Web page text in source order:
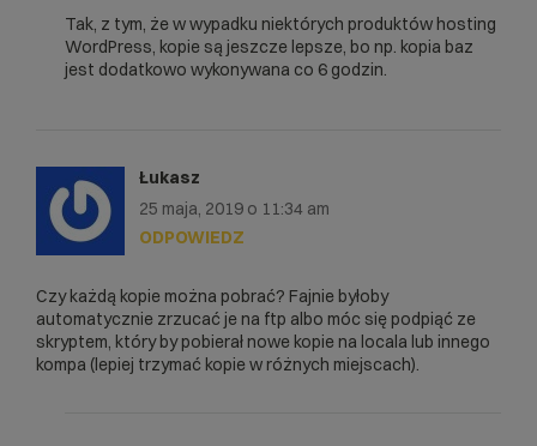
Tak, z tym, że w wypadku niektórych produktów hosting
WordPress, kopie są jeszcze lepsze, bo np. kopia baz
jest dodatkowo wykonywana co 6 godzin.
Łukasz
25 maja, 2019 o 11:34 am
Czy każdą kopie można pobrać? Fajnie byłoby
automatycznie zrzucać je na ftp albo móc się podpiąć ze
skryptem, który by pobierał nowe kopie na locala lub innego
kompa (lepiej trzymać kopie w różnych miejscach).
ODPOWIEDZ